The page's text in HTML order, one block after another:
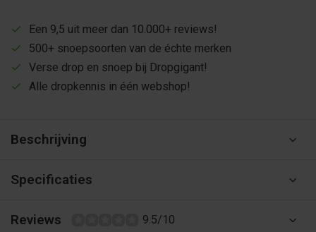
Een 9,5 uit meer dan 10.000+ reviews!
500+ snoepsoorten van de échte merken
Verse drop en snoep bij Dropgigant!
Alle dropkennis in één webshop!
Beschrijving
Specificaties
Reviews 9.5/10